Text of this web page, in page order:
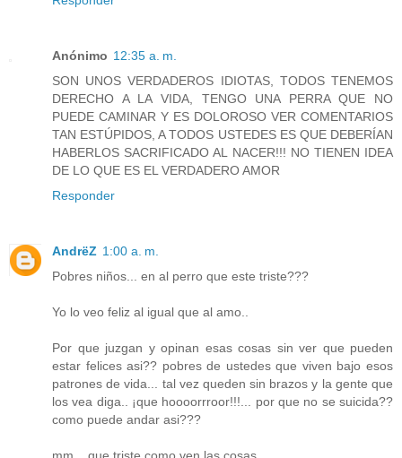
Anónimo 12:35 a. m.
SON UNOS VERDADEROS IDIOTAS, TODOS TENEMOS
DERECHO A LA VIDA, TENGO UNA PERRA QUE NO
PUEDE CAMINAR Y ES DOLOROSO VER COMENTARIOS
TAN ESTÚPIDOS, A TODOS USTEDES ES QUE DEBERÍAN
HABERLOS SACRIFICADO AL NACER!!! NO TIENEN IDEA
DE LO QUE ES EL VERDADERO AMOR
Responder
AndrëZ 1:00 a. m.
Pobres niños... en al perro que este triste???
Yo lo veo feliz al igual que al amo..
Por que juzgan y opinan esas cosas sin ver que pueden
estar felices asi?? pobres de ustedes que viven bajo esos
patrones de vida... tal vez queden sin brazos y la gente que
los vea diga.. ¡que hoooorrroor!!!... por que no se suicida??
como puede andar asi???
mm... que triste como ven las cosas.